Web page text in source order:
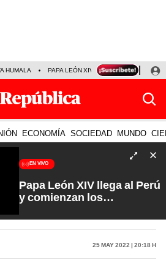
HUMALA PAPA LEÓN XIV NALDY SALDAÑA
ECONOMÍA SOCIEDAD MUNDO
EN VIVO
Papa León XIV llega al Perú
y comienzan los
Te Olvide con Carlos
Cornejo
25 May 2022 | 20:18 h